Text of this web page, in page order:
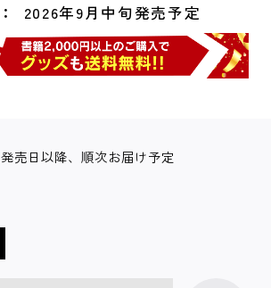
2026年9月中旬発売予定
発売日以降、順次お届け予定